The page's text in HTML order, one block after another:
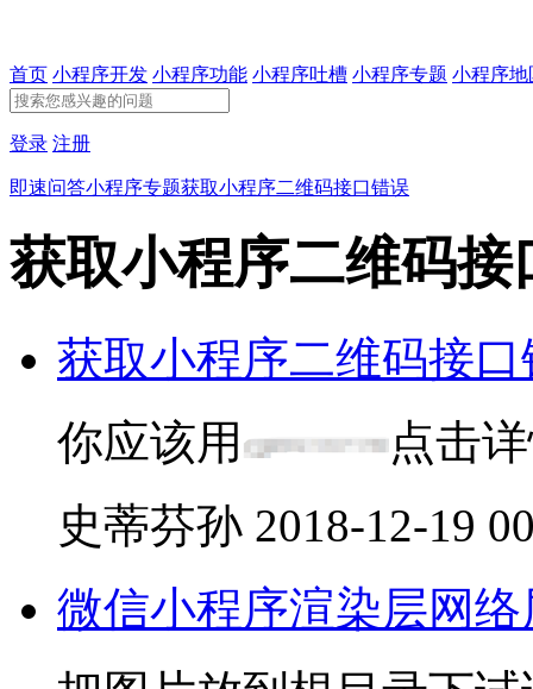
首页 小程序开发 小程序功能 小程序吐槽 小程序专题 小程序地
登录 注册
即速问答小程序专题获取小程序二维码接口错误
获取小程序二维码接
获取小程序二维码接
你应该用
点击
史蒂芬孙 2018-12-19
微信小程序渲染层网